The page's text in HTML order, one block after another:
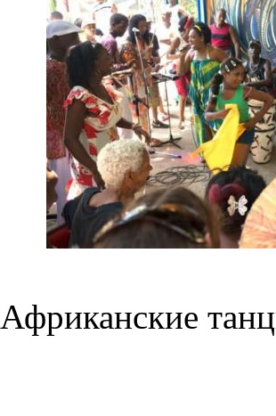
Африканские